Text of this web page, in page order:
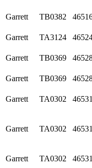
Garrett TB0382
Garrett TA3124
Garrett TB0369
Garrett TB0369
Garrett TA0302
Garrett TA0302
Garrett TA0302